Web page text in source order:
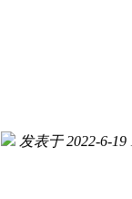
发表于 2022-6-19